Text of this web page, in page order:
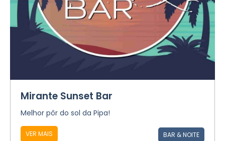
Mirante Sunset Bar
Melhor pôr do sol da Pipa!
VER MAIS BAR & NOITE